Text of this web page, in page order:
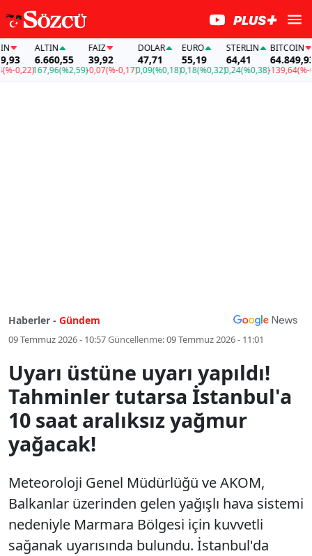
ALTIN
6.660,55
167,96(%2,59)
FAİZ
39,92
-0,07(%-0,17)
DOLAR
47,71
0,09(%0,18)
EURO
55,19
0,18(%0,32)
STERLIN
64,41
0,24(%0,38)
BITCOIN
64.849,93
-139,64(%-
Haberler - Gündem
09 Temmuz 2026 - 10:57Güncellenme:09 Temmuz 2026 - 11:01
Uyarı üstüne uyarı yapıldı!
Tahminler tutarsa İstanbul'a
10 saat aralıksız yağmur
yağacak!
Meteoroloji Genel Müdürlüğü ve AKOM,
Balkanlar üzerinden gelen yağışlı hava sistemi
nedeniyle Marmara Bölgesi için kuvvetli
sağanak uyarısında bulundu. İstanbul'da